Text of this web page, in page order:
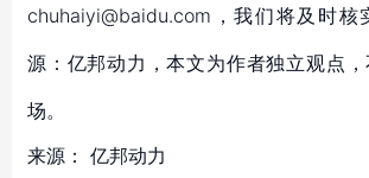
chuhaiyi@baidu.com，我们将及时核
源：亿邦动力，本文为作者独立观点
场。
来源： 亿邦动力